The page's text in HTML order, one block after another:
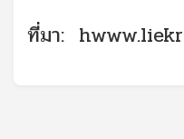
ที่มา: